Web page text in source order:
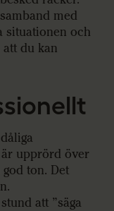
med
situationen och
du kan
upprörd över
ton. Det
att ”säga